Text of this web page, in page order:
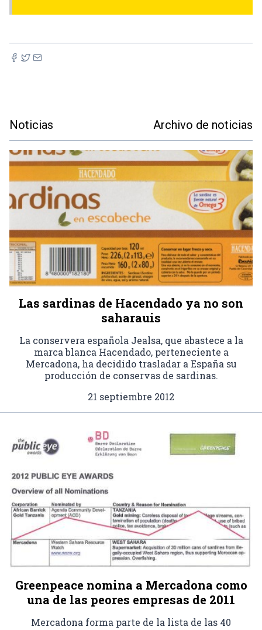
Noticias Archivo de noticias
Las sardinas de Hacendado ya no son
saharauis
La conservera española Jealsa, que abastece a la
marca blanca Hacendado, perteneciente a
Mercadona, ha decidido trasladar a España su
producción de conservas de sardinas.
21 septiembre 2012
Greenpeace nomina a Mercadona como
una de las peores empresas de 2011
Mercadona forma parte de la lista de las 40